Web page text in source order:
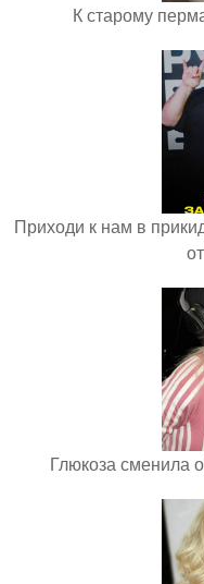
К старому
Приходи к нам в
Глюкоза сменила